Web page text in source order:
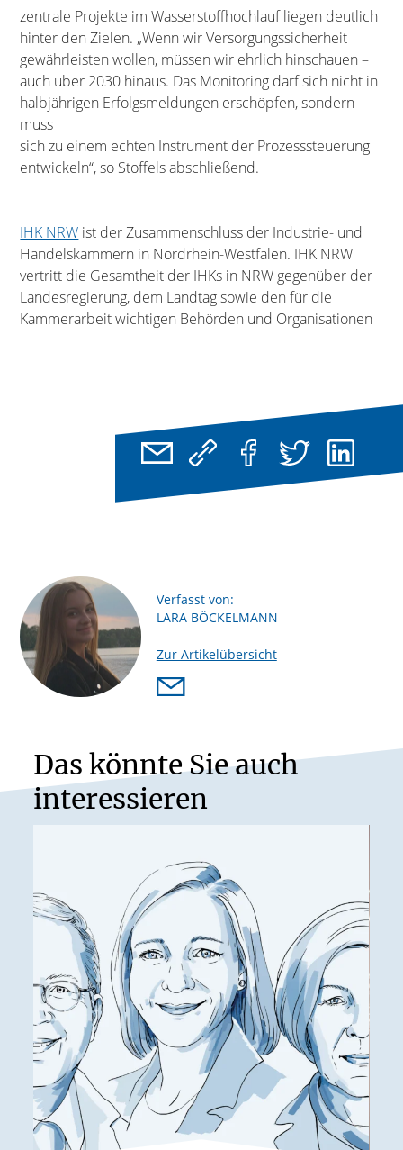
zentrale Projekte im Wasserstoffhochlauf liegen deutlich
hinter den Zielen. „Wenn wir Versorgungssicherheit
gewährleisten wollen, müssen wir ehrlich hinschauen –
auch über 2030 hinaus. Das Monitoring darf sich nicht in
halbjährigen Erfolgsmeldungen erschöpfen, sondern
muss
sich zu einem echten Instrument der Prozesssteuerung
entwickeln“, so Stoffels abschließend.
IHK NRW ist der Zusammenschluss der Industrie- und
Handelskammern in Nordrhein-Westfalen. IHK NRW
vertritt die Gesamtheit der IHKs in NRW gegenüber der
Landesregierung, dem Landtag sowie den für die
Kammerarbeit wichtigen Behörden und Organisationen
Verfasst von:
LARA BÖCKELMANN
Zur Artikelübersicht
Das könnte Sie auch
interessieren